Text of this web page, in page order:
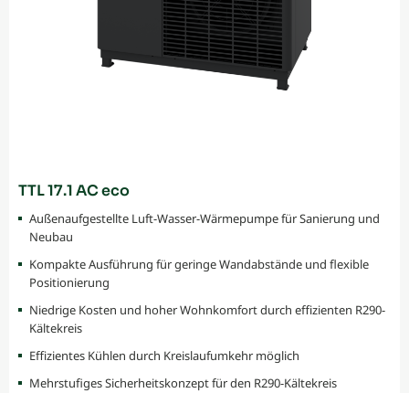
TTL 17.1 AC eco
Außenaufgestellte Luft-Wasser-Wärmepumpe für Sanierung und
Neubau
Kompakte Ausführung für geringe Wandabstände und flexible
Positionierung
Niedrige Kosten und hoher Wohnkomfort durch effizienten R290-
Kältekreis
Effizientes Kühlen durch Kreislaufumkehr möglich
Mehrstufiges Sicherheitskonzept für den R290-Kältekreis